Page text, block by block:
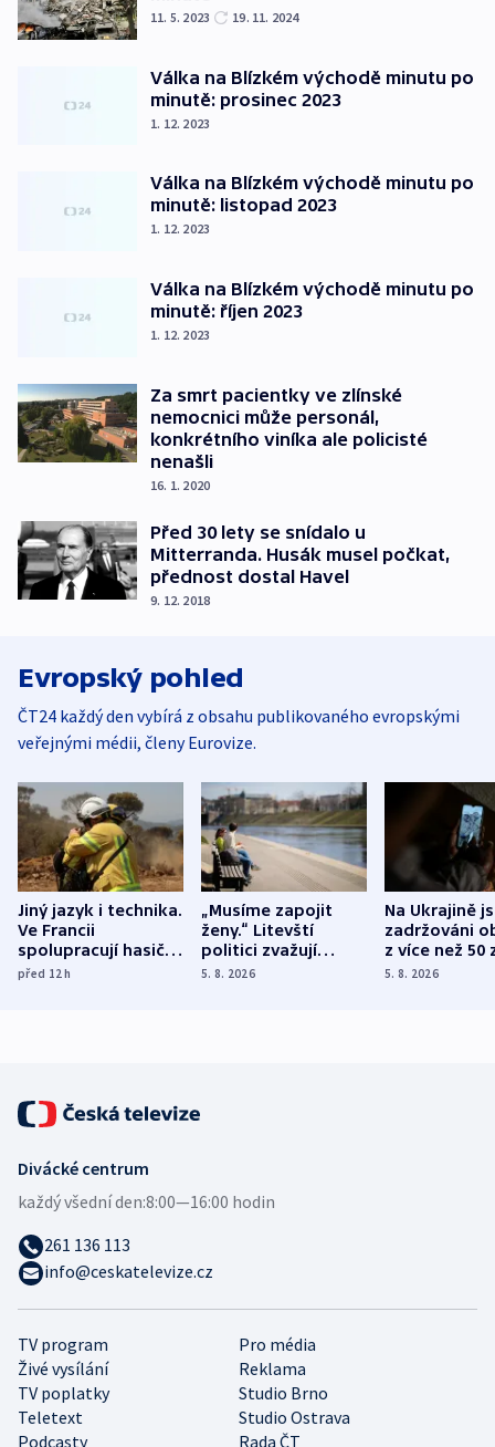
11. 5. 2023 19. 11. 2024
Válka na Blízkém východě minutu po
minutě: prosinec 2023
1. 12. 2023
Válka na Blízkém východě minutu po
minutě: listopad 2023
1. 12. 2023
Válka na Blízkém východě minutu po
minutě: říjen 2023
1. 12. 2023
Za smrt pacientky ve zlínské
nemocnici může personál,
konkrétního viníka ale policisté
nenašli
16. 1. 2020
Před 30 lety se snídalo u
Mitterranda. Husák musel počkat,
přednost dostal Havel
9. 12. 2018
Evropský pohled
ČT24 každý den vybírá z obsahu publikovaného evropskými
veřejnými médii, členy Eurovize.
Jiný jazyk i technika.
Ve Francii
spolupracují hasiči z
různých zemí
před 12h
„Musíme zapojit
ženy.“ Litevští
politici zvažují
dohodu o
5. 8. 2026
Na Ukrajině
zadržováni
z více než 50
Bojovali na
5. 8. 2026
TV program
Pro média
Živé vysílání
Reklama
TV poplatky
Studio Brno
Teletext
Studio Ostrava
Podcasty
Rada ČT
Divácké centrum
každý všední den:8:00—16:00 hodin
261 136 113
info@ceskatelevize.cz